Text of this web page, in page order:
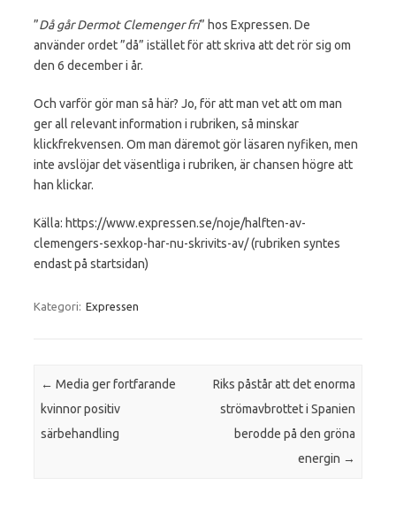
”Då går Dermot Clemenger fri” hos Expressen. De
använder ordet ”då” istället för att skriva att det rör sig om
den 6 december i år.
Och varför gör man så här? Jo, för att man vet att om man
ger all relevant information i rubriken, så minskar
klickfrekvensen. Om man däremot gör läsaren nyfiken, men
inte avslöjar det väsentliga i rubriken, är chansen högre att
han klickar.
Källa: https://www.expressen.se/noje/halften-av-
clemengers-sexkop-har-nu-skrivits-av/ (rubriken syntes
endast på startsidan)
Kategori: Expressen
Inläggsnavigering
← Media ger fortfarande
kvinnor positiv
särbehandling
Riks påstår att det enorma
strömavbrottet i Spanien
berodde på den gröna
energin →